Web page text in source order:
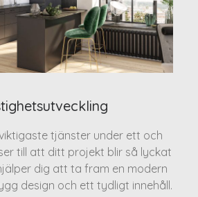
tjänster under ett och
till att ditt projekt blir så lyckat
dig att ta fram en modern
design och ett tydligt innehåll.